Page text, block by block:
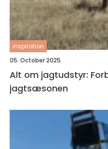
inspiration
05. October 2025
Alt om jagtudstyr:
jagtsæsonen